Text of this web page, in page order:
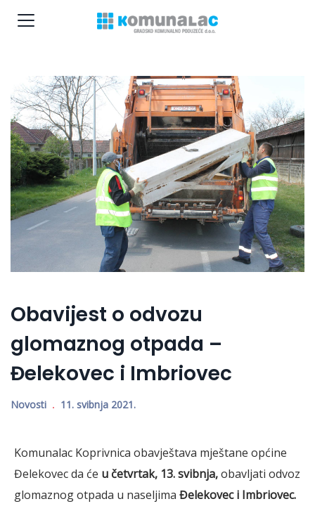
Obavijest o odvozu
glomaznog otpada –
Đelekovec i Imbriovec
Novosti 11. svibnja 2021.
Komunalac Koprivnica obavještava mještane općine
Đelekovec da će u četvrtak, 13. svibnja,obavljati odvoz
glomaznog otpada u naseljima Đelekovec i Imbriovec.